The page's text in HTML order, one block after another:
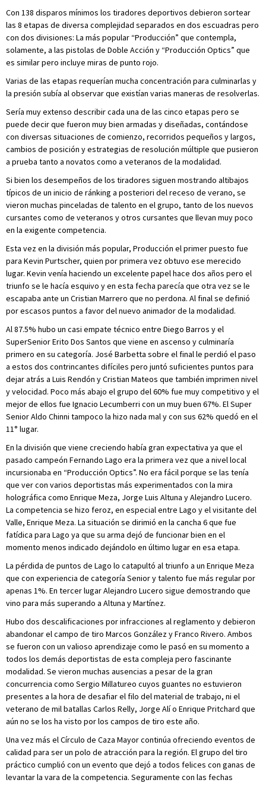
Con 138 disparos mínimos los tiradores deportivos debieron sortear
las 8 etapas de diversa complejidad separados en dos escuadras pero
con dos divisiones: La más popular “Producción” que contempla,
solamente, a las pistolas de Doble Acción y “Producción Optics” que
es similar pero incluye miras de punto rojo.
Varias de las etapas requerían mucha concentración para culminarlas y
la presión subía al observar que existían varias maneras de resolverlas.
Sería muy extenso describir cada una de las cinco etapas pero se
puede decir que fueron muy bien armadas y diseñadas, contándose
con diversas situaciones de comienzo, recorridos pequeños y largos,
cambios de posición y estrategias de resolución múltiple que pusieron
a prueba tanto a novatos como a veteranos de la modalidad.
Si bien los desempeños de los tiradores siguen mostrando altibajos
típicos de un inicio de ránking a posteriori del receso de verano, se
vieron muchas pinceladas de talento en el grupo, tanto de los nuevos
cursantes como de veteranos y otros cursantes que llevan muy poco
en la exigente competencia.
Esta vez en la división más popular, Producción el primer puesto fue
para Kevin Purtscher, quien por primera vez obtuvo ese merecido
lugar. Kevin venía haciendo un excelente papel hace dos años pero el
triunfo se le hacía esquivo y en esta fecha parecía que otra vez se le
escapaba ante un Cristian Marrero que no perdona. Al final se definió
por escasos puntos a favor del nuevo animador de la modalidad.
Al 87.5% hubo un casi empate técnico entre Diego Barros y el
SuperSenior Erito Dos Santos que viene en ascenso y culminaría
primero en su categoría. José Barbetta sobre el final le perdió el paso
a estos dos contrincantes difíciles pero juntó suficientes puntos para
dejar atrás a Luis Rendón y Cristian Mateos que también imprimen nivel
y velocidad. Poco más abajo el grupo del 60% fue muy competitivo y el
mejor de ellos fue Ignacio Lecumberri con un muy buen 67%. El Super
Senior Aldo Chinni tampoco la hizo nada mal y con sus 62% quedó en el
11° lugar.
En la división que viene creciendo había gran expectativa ya que el
pasado campeón Fernando Lago era la primera vez que a nivel local
incursionaba en “Producción Optics”. No era fácil porque se las tenía
que ver con varios deportistas más experimentados con la mira
holográfica como Enrique Meza, Jorge Luis Altuna y Alejandro Lucero.
La competencia se hizo feroz, en especial entre Lago y el visitante del
Valle, Enrique Meza. La situación se dirimió en la cancha 6 que fue
fatídica para Lago ya que su arma dejó de funcionar bien en el
momento menos indicado dejándolo en último lugar en esa etapa.
La pérdida de puntos de Lago lo catapultó al triunfo a un Enrique Meza
que con experiencia de categoría Senior y talento fue más regular por
apenas 1%. En tercer lugar Alejandro Lucero sigue demostrando que
vino para más superando a Altuna y Martínez.
Hubo dos descalificaciones por infracciones al reglamento y debieron
abandonar el campo de tiro Marcos González y Franco Rivero. Ambos
se fueron con un valioso aprendizaje como le pasó en su momento a
todos los demás deportistas de esta compleja pero fascinante
modalidad. Se vieron muchas ausencias a pesar de la gran
concurrencia como Sergio Millatureo cuyos guantes no estuvieron
presentes a la hora de desafiar el filo del material de trabajo, ni el
veterano de mil batallas Carlos Relly, Jorge Alí o Enrique Pritchard que
aún no se los ha visto por los campos de tiro este año.
Una vez más el Círculo de Caza Mayor continúa ofreciendo eventos de
calidad para ser un polo de atracción para la región. El grupo del tiro
práctico cumplió con un evento que dejó a todos felices con ganas de
levantar la vara de la competencia. Seguramente con las fechas